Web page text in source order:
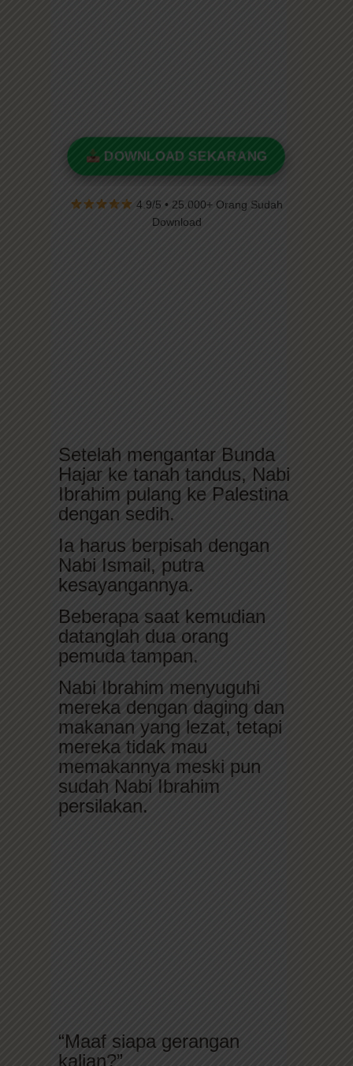
Download
Setelah mengantar Bunda
Hajar ke tanah tandus, Nabi
Ibrahim pulang ke Palestina
dengan sedih.
Ia harus berpisah dengan
Nabi Ismail, putra
kesayangannya.
Beberapa saat kemudian
datanglah dua orang
pemuda tampan.
Nabi Ibrahim menyuguhi
mereka dengan daging dan
makanan yang lezat, tetapi
mereka tidak mau
memakannya meski pun
sudah Nabi Ibrahim
persilakan.
“Maaf siapa gerangan
kalian?”